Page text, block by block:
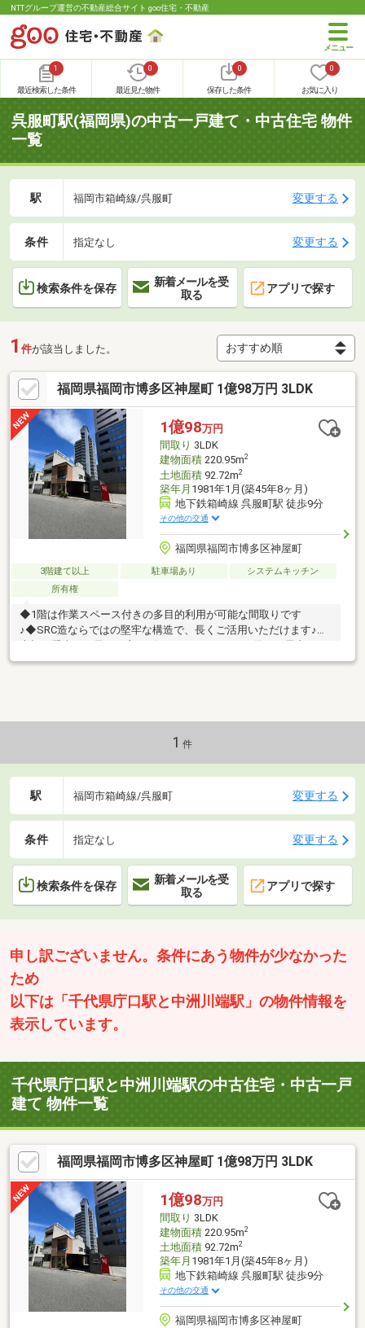
NTTグループ運営の不動産総合サイト goo住宅・不動産
1
最近検索した条件
0
最近見た物件
0
保存した条件
0
お気に入り
呉服町駅(福岡県)の中古一戸建て・中古住宅 物件
一覧
駅 福岡市箱崎線/呉服町 変更する
条件 指定なし 変更する
検索条件を保存
新着メールを受
取る
アプリで探す
1 件が該当しました。
福岡県福岡市博多区神屋町 1億98万円 3LDK
1億98万円
間取り 3LDK
建物面積220.95m2
土地面積92.72m2
築年月 1981年1月(築45年8ヶ月)
地下鉄箱崎線 呉服町駅 徒歩9分
その他の交通
福岡県福岡市博多区神屋町
3階建て以上 駐車場あり
システムキッチン
所有権
◆1階は作業スペース付きの多目的利用が可能な間取りです
♪◆SRC造ならではの堅牢な構造で、長くご活用いただけます♪◆
ースも多彩な活用が可能です♪◆呉服町駅まで徒歩約9分の好立
1 件
駅 福岡市箱崎線/呉服町 変更する
条件 指定なし 変更する
検索条件を保存
新着メールを受
取る
アプリで探す
申し訳ございません。条件にあう物件が少なかった
ため
以下は「千代県庁口駅と中洲川端駅」の物件情報を
表示しています。
千代県庁口駅と中洲川端駅の中古住宅・中古一戸
建て 物件一覧
福岡県福岡市博多区神屋町 1億98万円 3LDK
1億98万円
間取り 3LDK
建物面積220.95m2
土地面積92.72m2
築年月 1981年1月(築45年8ヶ月)
地下鉄箱崎線 呉服町駅 徒歩9分
その他の交通
福岡県福岡市博多区神屋町